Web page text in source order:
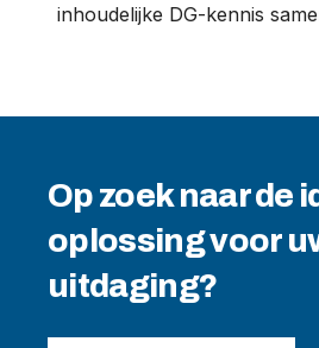
inhoudelijke DG-kennis
Op zoek naar de
oplossing voor
uitdaging?